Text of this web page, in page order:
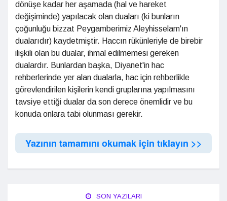
dönüşe kadar her aşamada (hal ve hareket
değişiminde) yapılacak olan duaları (ki bunların
çoğunluğu bizzat Peygamberimiz Aleyhisselam'ın
dualarıdır) kaydetmiştir. Haccın rükünleriyle de birebir
ilişkili olan bu dualar, ihmal edilmemesi gereken
dualardır. Bunlardan başka, Diyanet'in hac
rehberlerinde yer alan dualarla, hac için rehberlikle
görevlendirilen kişilerin kendi gruplarına yapılmasını
tavsiye ettiği dualar da son derece önemlidir ve bu
konuda onlara tabi olunması gerekir.
Yazının tamamını okumak için tıklayın >>
SON YAZILARI